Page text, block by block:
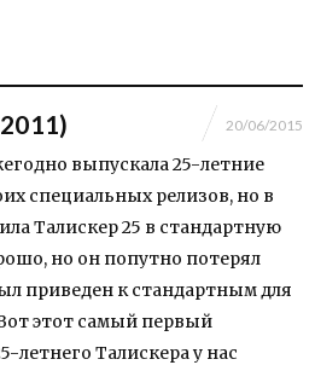
20/06/2015
выпускала 25-летние
специальных релизов, но в
Талискер 25 в стандартную
но он попутно потерял
приведен к стандартным для
этот самый первый
летнего Талискера у нас